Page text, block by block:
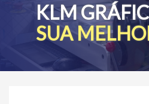
KLM
SUA